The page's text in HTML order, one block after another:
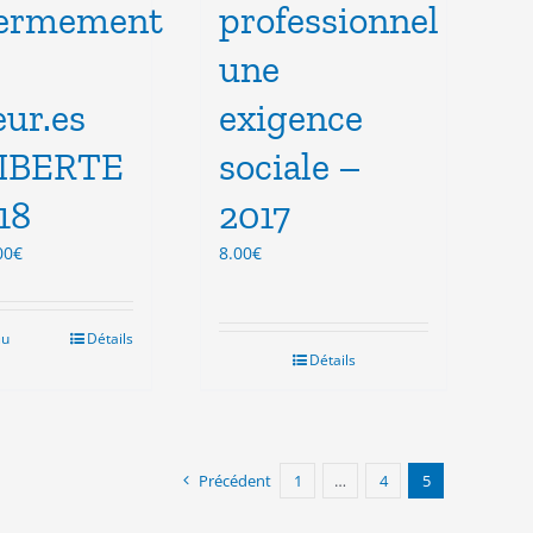
€Le
Détails
professionnel
une
exigence
sociale –
2017
8.00€
Détails
Précédent 1 … 4 5